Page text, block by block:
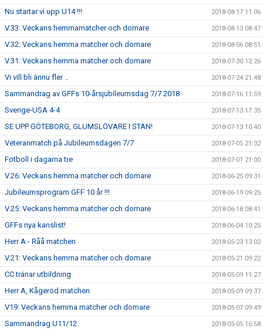
Nu startar vi upp U14 !!! 2018-08-17 11:06
V.33: Veckans hemmamatcher och domare 2018-08-13 08:47
V.32: Veckans hemma matcher och domare 2018-08-06 08:51
V.31: Veckans hemma matcher och domare 2018-07-30 12:26
Vi vill bli ännu fler .. 2018-07-24 21:48
Sammandrag av GFFs 10-årsjubileumsdag 7/7 2018 2018-07-16 11:59
Sverige-USA 4-4 2018-07-13 17:35
SE UPP GÖTEBORG, GLUMSLÖVARE I STAN! 2018-07-13 10:40
Veteranmatch på Jubileumsdagen 7/7 2018-07-05 21:32
Fotboll i dagarna tre 2018-07-01 21:00
V.26: Veckans hemma matcher och domare 2018-06-25 09:31
Jubileumsprogram GFF 10 år !!! 2018-06-19 09:25
V.25: Veckans hemma matcher och domare 2018-06-18 08:41
GFFs nya kanslist! 2018-06-04 10:25
Herr A - Råå matchen 2018-05-23 13:02
V.21: Veckans hemma matcher och domare 2018-05-21 09:22
CC tränar utbildning 2018-05-09 11:27
Herr A, Kågeröd matchen 2018-05-09 09:37
V19: Veckans hemma matcher och domare 2018-05-07 09:49
Sammandrag U11/12 2018-05-05 16:58